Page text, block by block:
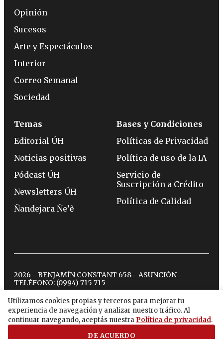
Utilizamos cookies propias y terceros para mejorar tu
experiencia de navegación y analizar nuestro tráfico. Al
continuar navegando, aceptás nuestra Política de privacidad.
DE ACUERDO
Opinión
Sucesos
Arte y Espectáculos
Interior
Correo Semanal
Sociedad
Temas
Editorial ÚH
Noticias positivas
Pódcast ÚH
Newsletters ÚH
Ñandejara Ñe’ẽ
Bases y Condiciones
Políticas de Privacidad
Política de uso de la IA
Servicio de
Suscripción a Crédito
Política de Calidad
2026 - BENJAMÍN CONSTANT 658 - ASUNCIÓN -
TELÉFONO: (0994) 715 715
twitterinstagram
facebook
tiktokyoutubespotify